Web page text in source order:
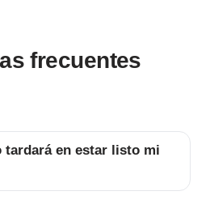
frecuentes
tardará en estar listo mi